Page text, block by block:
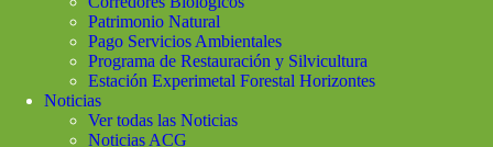
Patrimonio Natural
Pago Servicios Ambientales
Programa de Restauración y Silvicultura
Estación Experimetal Forestal Horizontes
Noticias
Ver todas las Noticias
Noticias ACG